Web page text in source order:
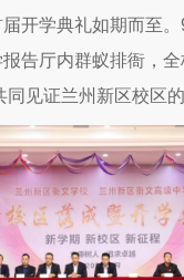
开学典礼如期而至
告厅内群蚁排衙，
见证兰州新区校区